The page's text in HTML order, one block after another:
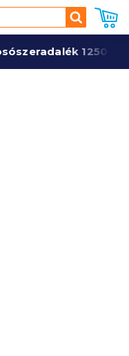
Keresés
1250 ml